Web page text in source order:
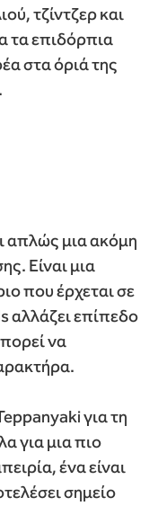
τζίντζερ και
τα επιδόρπια
στα όριά της
απλώς μια ακόμη
Είναι μια
που έρχεται σε
αλλάζει επίπεδο
να
για τη
για μια πιο
ένα είναι
σημείο